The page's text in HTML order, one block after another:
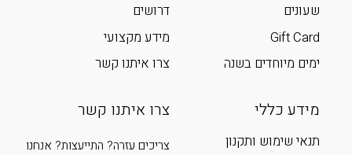
שעונים
Gift Card
ימים מיוחדים בשנה
דרושים
מידע מקצועי
צרו איתנו קשר
מידע כללי
תנאי שימוש ותקנון
צרו איתנו קשר
צריכים עזרה? התייעצות? אנחנו